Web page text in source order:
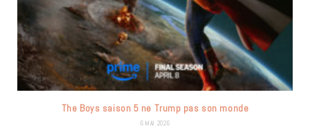
The Boys saison 5 ne Trump pas son monde
6 MAI 2026